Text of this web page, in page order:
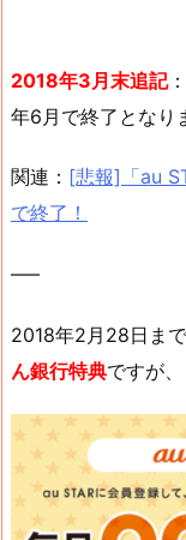
2018年3月末追記
年6月で終了となり
関連： [悲報]「au
で終了！
—–
2018年2月28日まで
ん銀行特典ですが、